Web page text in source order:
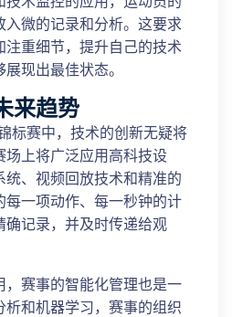
微的记录和分析。这要求
重细节，提升自己的技术
现出最佳状态。
来趋势
标赛中，技术的创新无疑将
场上将广泛应用高科技设
、视频回放技术和精准的
每一项动作、每一秒钟的计
确记录，并及时传递给观
，赛事的智能化管理也是一
和机器学习，赛事的组织